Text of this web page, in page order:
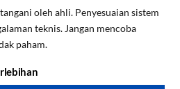
oleh ahli. Penyesuaian sistem
teknis. Jangan mencoba
paham.